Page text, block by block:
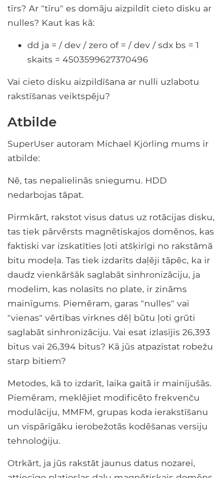
tīrs? Ar "tīru" es domāju aizpildīt cieto disku ar
nulles? Kaut kas kā:
dd ja = / dev / zero of = / dev / sdx bs = 1
skaits = 4503599627370496
Vai cieto disku aizpildīšana ar nulli uzlabotu
rakstīšanas veiktspēju?
Atbilde
SuperUser autoram Michael Kjörling mums ir
atbilde:
Nē, tas nepalielinās sniegumu. HDD
nedarbojas tāpat.
Pirmkārt, rakstot visus datus uz rotācijas disku,
tas tiek pārvērsts magnētiskajos domēnos, kas
faktiski var izskatīties ļoti atšķirīgi no rakstāmā
bitu modeļa. Tas tiek izdarīts daļēji tāpēc, ka ir
daudz vienkāršāk saglabāt sinhronizāciju, ja
modelim, kas nolasīts no plate, ir zināms
mainīgums. Piemēram, garas "nulles" vai
"vienas" vērtības virknes dēļ būtu ļoti grūti
saglabāt sinhronizāciju. Vai esat izlasījis 26,393
bitus vai 26,394 bitus? Kā jūs atpazīstat robežu
starp bitiem?
Metodes, kā to izdarīt, laika gaitā ir mainījušās.
Piemēram, meklējiet modificēto frekvenču
modulāciju, MMFM, grupas koda ierakstīšanu
un vispārīgāku ierobežotās kodēšanas versiju
tehnoloģiju.
Otrkārt, ja jūs rakstāt jaunus datus nozarei,